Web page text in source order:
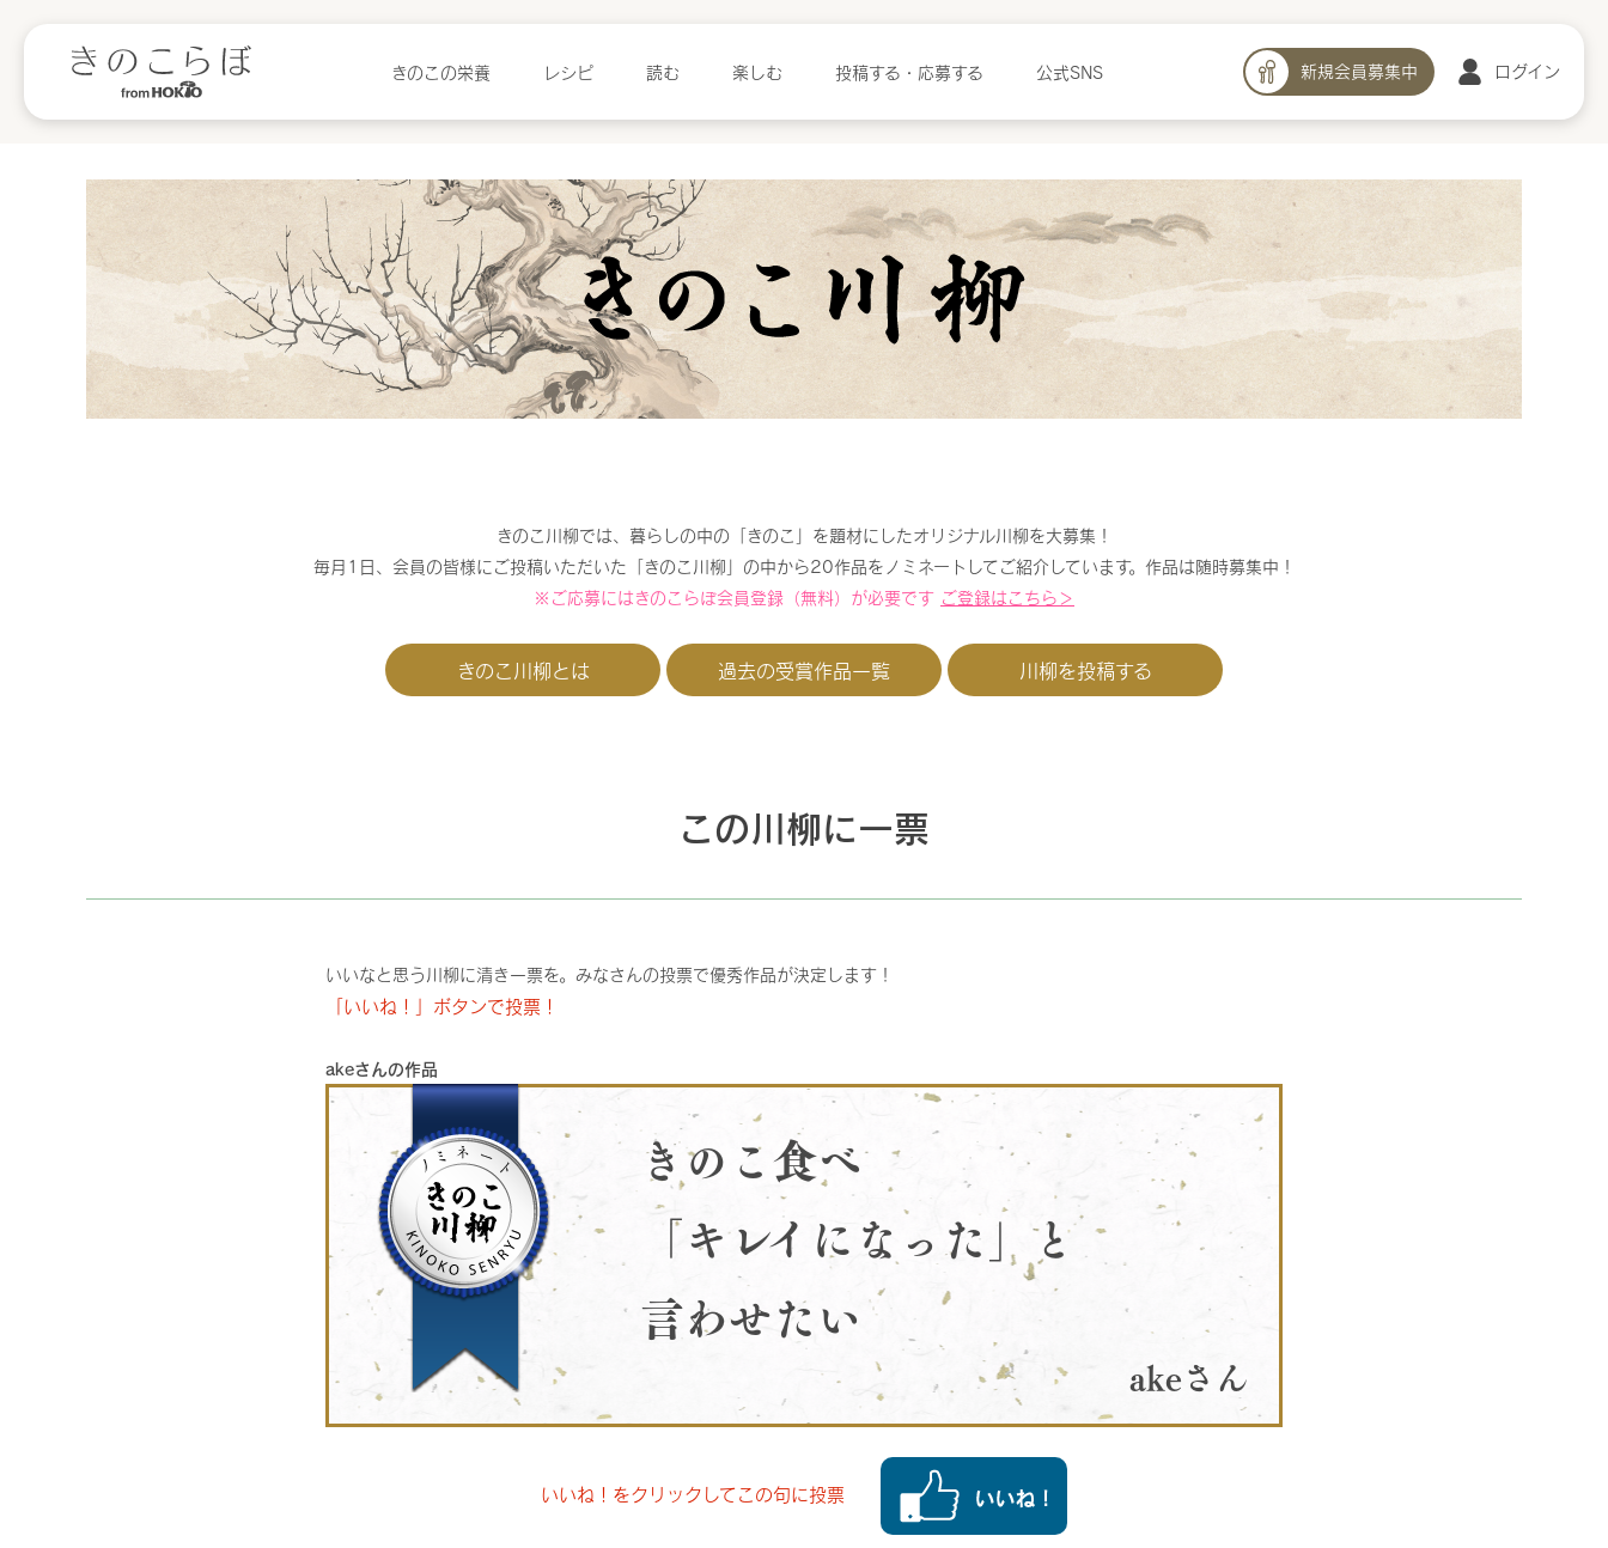
きのこの栄養 レシピ 読む 楽しむ 投稿する・応募する 公式SNS 新規会員募集中 ログイン
川柳詳細
きのこ川柳では、暮らしの中の「きのこ」を題材にしたオリジナル川柳を大募集！
毎月1日、会員の皆様にご投稿いただいた「きのこ川柳」の中から20作品をノミネートしてご紹介しています。作品は随時募集中！
※ご応募にはきのこらぼ会員登録（無料）が必要です ご登録はこちら＞
きのこ川柳とは 過去の受賞作品一覧 川柳を投稿する
この川柳に一票
いいなと思う川柳に清き一票を。みなさんの投票で優秀作品が決定します！
「いいね！」ボタンで投票！
akeさんの作品
きのこ食べ
「キレイになった」と
言わせたい
akeさん
いいね！をクリックしてこの句に投票